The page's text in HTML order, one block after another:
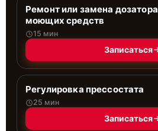
Ремонт или замена дозатора
моющих средств
15 мин
Записаться
Регулировка прессостата
25 мин
Записаться